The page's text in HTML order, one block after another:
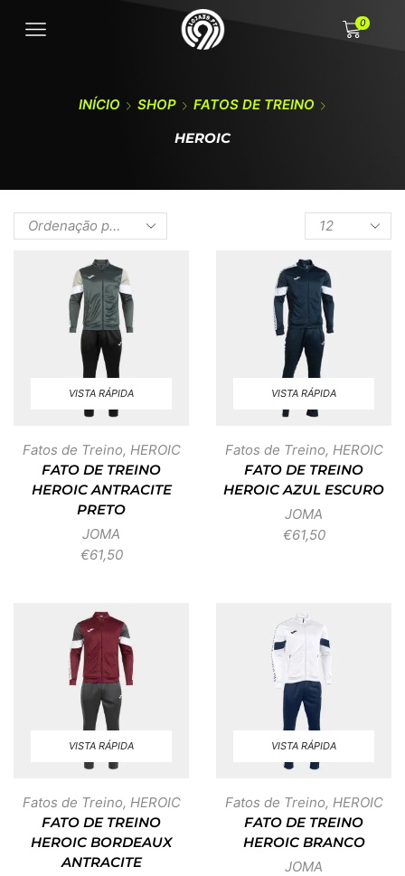
0
INÍCIO SHOP
FATOS DE TREINO
HEROIC
VISTA RÁPIDA
Fatos de Treino, HEROIC
FATO DE TREINO
HEROIC ANTRACITE
PRETO
JOMA
€61,50
VISTA RÁPIDA
Fatos de Treino, HEROIC
FATO DE TREINO
HEROIC AZUL ESCURO
JOMA
€61,50
VISTA RÁPIDA
Fatos de Treino, HEROIC
FATO DE TREINO
HEROIC BORDEAUX
ANTRACITE
VISTA RÁPIDA
Fatos de Treino, HEROIC
FATO DE TREINO
HEROIC BRANCO
JOMA